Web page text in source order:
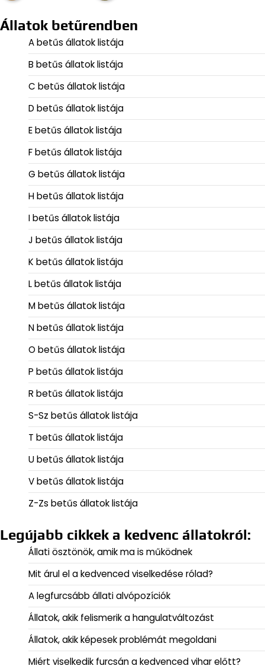
Állatok betűrendben
A betűs állatok listája
B betűs állatok listája
C betűs állatok listája
D betűs állatok listája
E betűs állatok listája
F betűs állatok listája
G betűs állatok listája
H betűs állatok listája
I betűs állatok listája
J betűs állatok listája
K betűs állatok listája
L betűs állatok listája
M betűs állatok listája
N betűs állatok listája
O betűs állatok listája
P betűs állatok listája
R betűs állatok listája
S-Sz betűs állatok listája
T betűs állatok listája
U betűs állatok listája
V betűs állatok listája
Z-Zs betűs állatok listája
Legújabb cikkek a kedvenc állatokról:
Állati ösztönök, amik ma is működnek
Mit árul el a kedvenced viselkedése rólad?
A legfurcsább állati alvópozíciók
Állatok, akik felismerik a hangulatváltozást
Állatok, akik képesek problémát megoldani
Miért viselkedik furcsán a kedvenced vihar előtt?